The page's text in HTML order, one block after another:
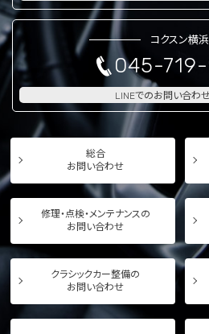
コクスン横浜
045-
LINEでのお問い合わ
総合
お問い合わせ
修理・点検・メンテナンスの
お問い合わせ
クラシックカー整備の
お問い合わせ